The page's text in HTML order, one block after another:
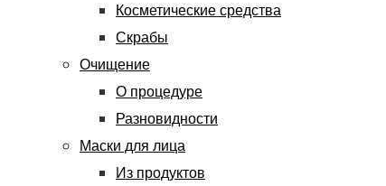
Косметические средства
Скрабы
Очищение
О процедуре
Разновидности
Маски для лица
Из продуктов